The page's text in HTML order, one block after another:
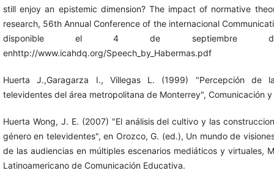
still enjoy an epistemic dimension? The impact of normative
research, 56th Annual Conference of the internacional
disponible el 4 de septiembre
enhttp://www.icahdq.org/Speech_by_Habermas.pdf
Huerta J.,Garagarza I., Villegas L. (1999) "Percepción de
televidentes del área metropolitana de Monterrey", Comunicación
Huerta Wong, J. E. (2007) "El análisis del cultivo y las
género en televidentes", en Orozco, G. (ed.), Un mundo de
de las audiencias en múltiples escenarios mediáticos y virtuales,
Latinoamericano de Comunicación Educativa.